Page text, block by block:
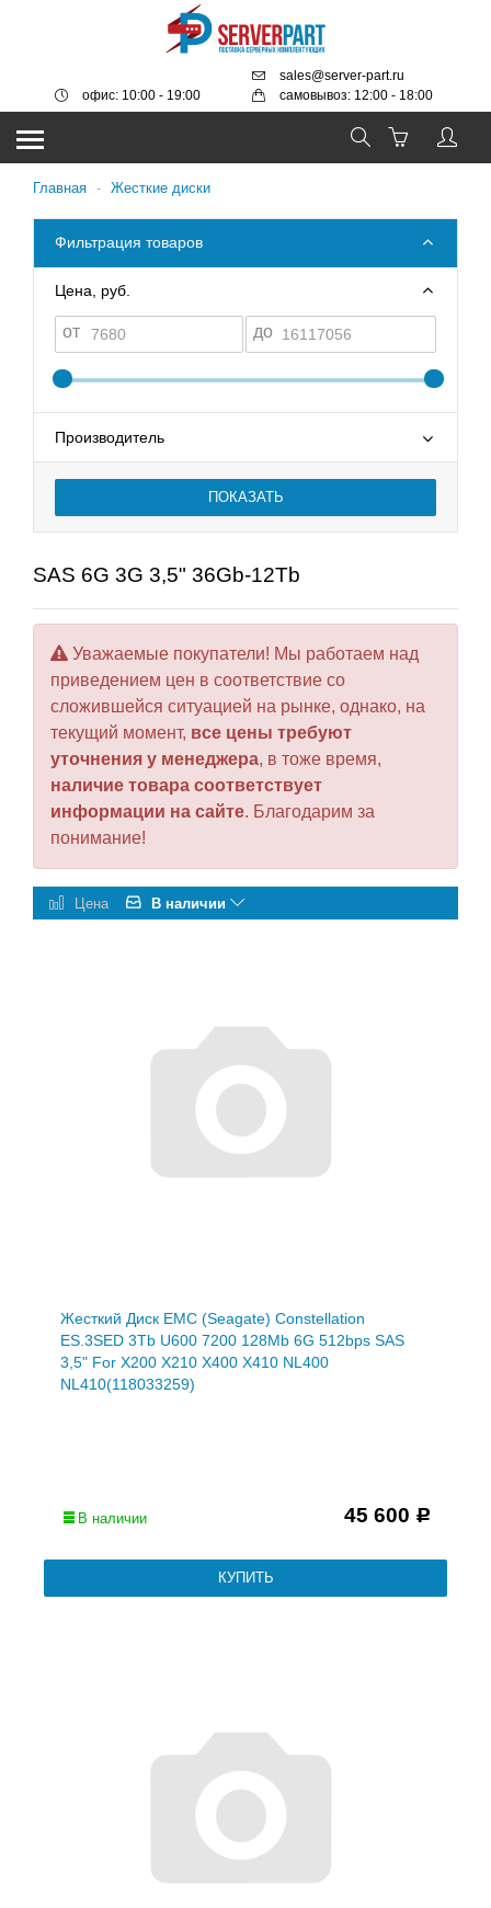
sales@server-part.ru
самовывоз: 12:00 - 18:00
офис: 10:00 - 19:00
Главная - Жесткие диски
Фильтрация товаров
Цена, руб.
от до
Производитель
SAS 6G 3G 3,5" 36Gb-12Tb
Уважаемые покупатели! Мы работаем над
приведением цен в соответствие со
сложившейся ситуацией на рынке, однако, на
текущий момент, все цены требуют
уточнения у менеджера, в тоже время,
наличие товара соответствует
информации на сайте. Благодарим за
понимание!
Цена В наличии
Жесткий Диск EMC (Seagate) Constellation
ES.3SED 3Tb U600 7200 128Mb 6G 512bps SAS
3,5" For X200 X210 X400 X410 NL400
NL410(118033259)
В наличии 45 600 Р